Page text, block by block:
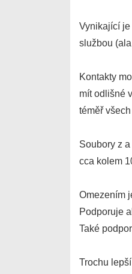
Vynikající
službou
Kontakty
mít odlišné
téměř
Soubory z
cca kolem
Omezením
Podporuje
Také
Trochu